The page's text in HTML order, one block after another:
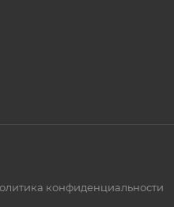
конфиденциальности